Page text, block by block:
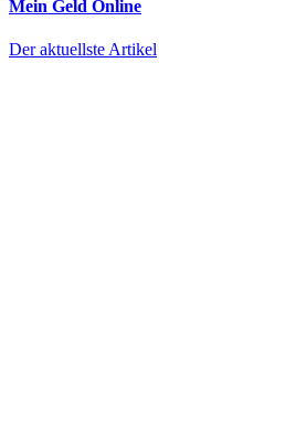
Mein Geld Online
Der aktuellste Artikel